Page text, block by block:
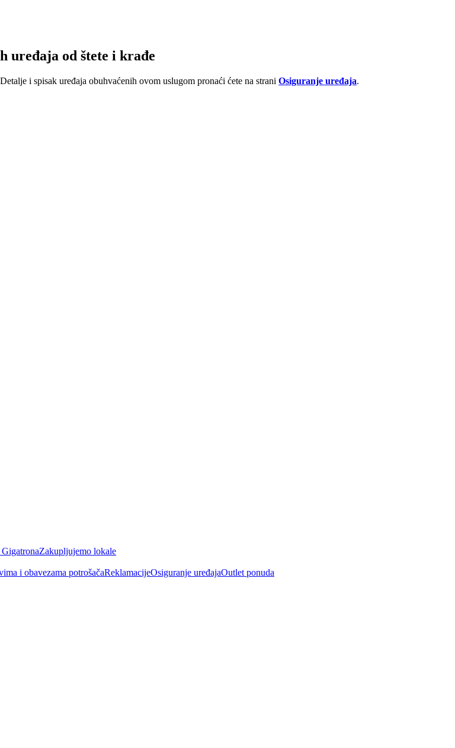
uređaja od štete i krađe
i spisak uređaja obuhvaćenih ovom uslugom pronaći ćete na strani Osiguranje uređaja.
Zakupljujemo lokale
i obavezama potrošačaReklamacijeOsiguranje uređajaOutlet ponuda